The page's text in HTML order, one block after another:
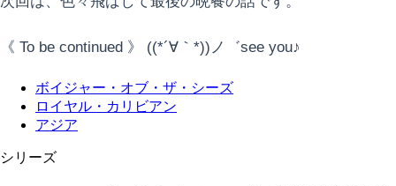
《 To be continued 》 ((*´∀｀*))ノ゛see you♪
ボイジャー・オブ・ザ・シーズ
ロイヤル・カリビアン
アジア
シリーズ